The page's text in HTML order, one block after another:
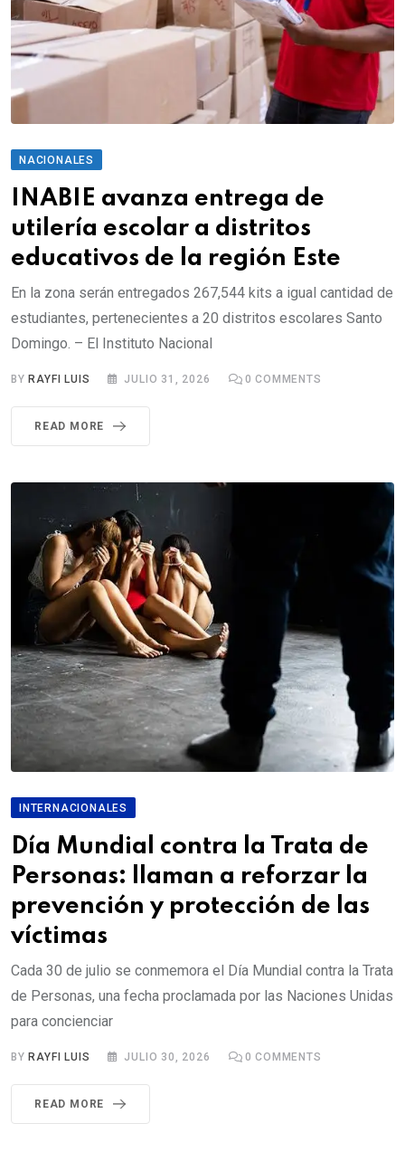
NACIONALES
INABIE avanza entrega de
utilería escolar a distritos
educativos de la región Este
En la zona serán entregados 267,544 kits a igual cantidad de
estudiantes, pertenecientes a 20 distritos escolares Santo
Domingo. – El Instituto Nacional
BY RAYFI LUIS JULIO 31, 2026 0 COMMENTS
READ MORE
INTERNACIONALES
Día Mundial contra la Trata de
Personas: llaman a reforzar la
prevención y protección de las
víctimas
Cada 30 de julio se conmemora el Día Mundial contra la Trata
de Personas, una fecha proclamada por las Naciones Unidas
para concienciar
BYRAYFI LUIS JULIO 30, 2026 0 COMMENTS
READ MORE